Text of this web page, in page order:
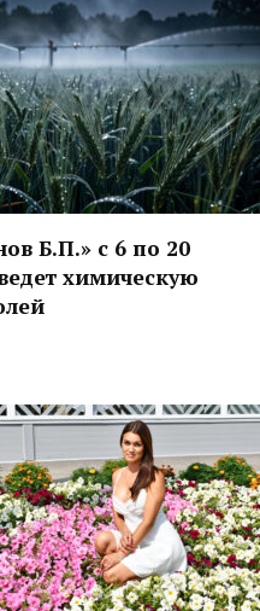
Б.П.» с 6 по 20
химическую